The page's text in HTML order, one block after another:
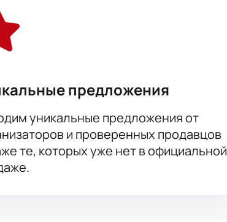
предложения
уникальные предложения от
и проверенных продавцов
те, которых уже нет в официальной